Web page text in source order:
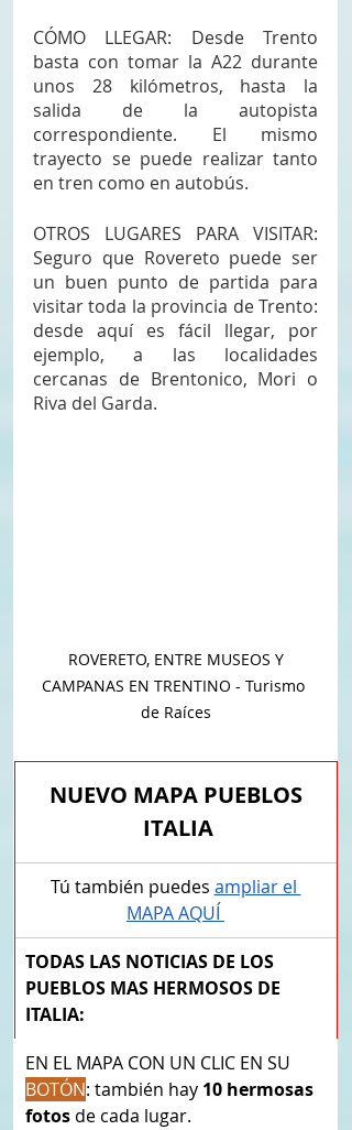
CÓMO LLEGAR: Desde Trento
basta con tomar la A22 durante
unos 28 kilómetros, hasta la
salida de la autopista
correspondiente. El mismo
trayecto se puede realizar tanto
en tren como en autobús.
OTROS LUGARES PARA VISITAR:
Seguro que Rovereto puede ser
un buen punto de partida para
visitar toda la provincia de Trento:
desde aquí es fácil llegar, por
ejemplo, a las localidades
cercanas de Brentonico, Mori o
Riva del Garda.
CAMPANAS EN TRENTINO - Turismo
de Raíces
NUEVO MAPA PUEBLOS
ITALIA
​​​Tú también puedes ampliar el
MAPA AQUÍ
TODAS LAS NOTICIAS DE LOS
PUEBLOS MAS HERMOSOS DE
ITALIA:
​EN EL MAPA CON UN CLIC EN SU
BOTÓN: ​también hay 10 hermosas
fotos de cada lugar.